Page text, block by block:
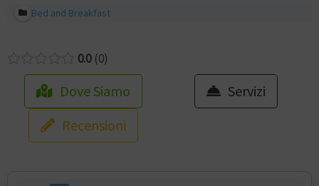
Bed and Breakfast
0.0 0
Dove Siamo
Servizi
Recensioni